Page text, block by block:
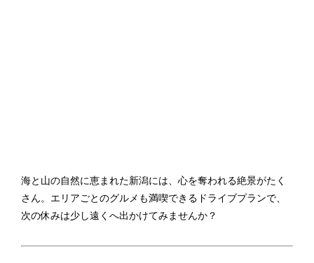
海と山の自然に恵まれた新潟には、心を奪われる絶景がたく
さん。エリアごとのグルメも満喫できるドライブプランで、
次の休みは少し遠くへ出かけてみませんか？